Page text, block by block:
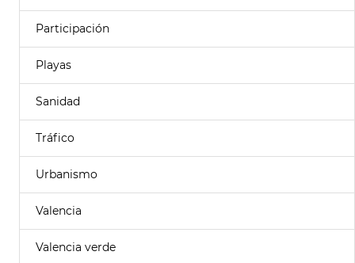
Participación
Playas
Sanidad
Tráfico
Urbanismo
Valencia
Valencia verde